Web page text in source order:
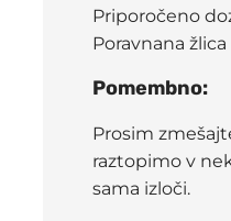
Priporočeno
Poravnana
Pomembno:
Prosim
raztopimo v
sama izloči.